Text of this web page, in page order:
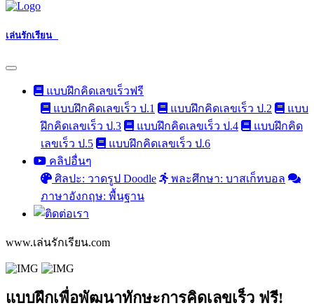
เล่นรักเรียน
แบบฝึกคิดเลขเร็วฟรี
แบบฝึกคิดเลขเร็ว ป.1
แบบฝึกคิดเลขเร็ว ป.2
แบบ
ฝึกคิดเลขเร็ว ป.3
แบบฝึกคิดเลขเร็ว ป.4
แบบฝึกคิด
เลขเร็ว ป.5
แบบฝึกคิดเลขเร็ว ป.6
คลิปอื่นๆ
ศิลปะ: วาดรูป Doodle
พละศึกษา: บาสเก็ทบอล
ภาษาอังกฤษ: พื้นฐาน
www.เล่นรักเรียน.com
แบบฝึกเพื่อพัฒนาทักษะการคิดเลขเร็ว ฟรี!